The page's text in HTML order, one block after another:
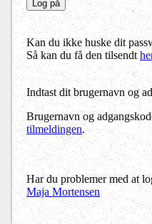
Kan du ikke huske dit
Så kan du få den tilsendt
Indtast dit brugernavn og
Brugernavn og
tilmeldingen.
Har du problemer med at
Maja Mortensen